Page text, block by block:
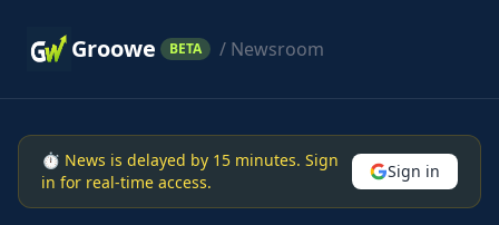
Groowe BETA / Newsroom
⏱ News is delayed by 15 minutes. Sign
in for real-time access.
Sign in